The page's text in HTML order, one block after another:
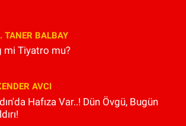
TANER BALBAY
mi Tiyatro mu?
AVCI
Hafıza Var..! Dün Övgü, Bugün